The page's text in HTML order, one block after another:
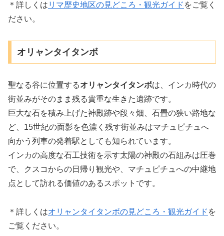
＊詳しくは リマ歴史地区の見どころ・観光ガイド をご覧く
ださい。
オリャンタイタンボ
聖なる谷に位置するオリャンタイタンボは、インカ時代の
街並みがそのまま残る貴重な生きた遺跡です。
巨大な石を積み上げた神殿跡や段々畑、石畳の狭い路地な
ど、15世紀の面影を色濃く残す街並みはマチュピチュへ
向かう列車の発着駅としても知られています。
インカの高度な石工技術を示す太陽の神殿の石組みは圧巻
で、クスコからの日帰り観光や、マチュピチュへの中継地
点として訪れる価値のあるスポットです。
＊詳しくはオリャンタイタンボの見どころ・観光ガイド を
ご覧ください。